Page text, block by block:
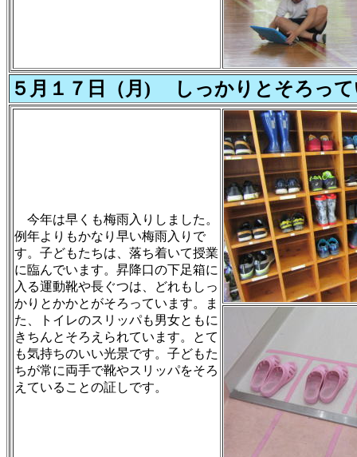
５月１７日（月) しっかりとそろっ
今年は早くも梅雨入りしました。
例年よりもかなり早い梅雨入りで
す。子どもたちは、落ち着いて授業
に臨んでいます。昇降口の下足箱に
入る運動靴や長ぐつは、どれもしっ
かりとかかとがそろっています。ま
た、トイレのスリッパも男女ともに
きちんとそろえられています。とて
も気持ちのいい光景です。子どもた
ちが常に両手で靴やスリッパをそろ
えていることの証しです。